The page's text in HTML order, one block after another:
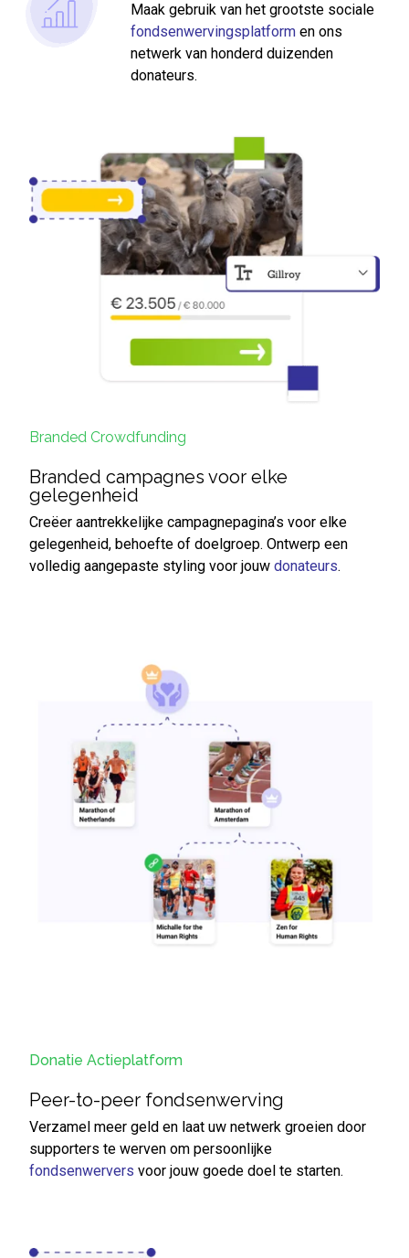
Maak gebruik van het grootste sociale
fondsenwervingsplatform en ons
netwerk van honderd duizenden
donateurs.
Branded Crowdfunding
Branded campagnes voor elke
gelegenheid
Creëer aantrekkelijke campagnepagina’s voor elke
gelegenheid, behoefte of doelgroep. Ontwerp een
volledig aangepaste styling voor jouw donateurs.
Donatie Actieplatform
Peer-to-peer fondsenwerving
Verzamel meer geld en laat uw netwerk groeien door
supporters te werven om persoonlijke
fondsenwervers voor jouw goede doel te starten.